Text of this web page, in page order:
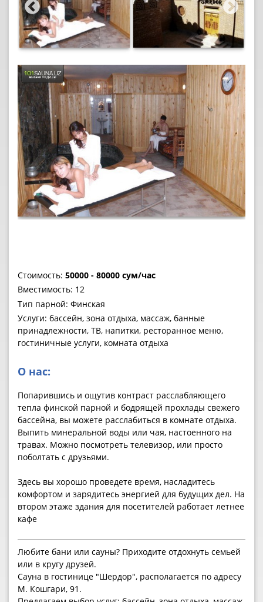
Стоимость: 50000 - 80000 сум/час
Вместимость: 12
Тип парной: Финская
Услуги: бассейн, зона отдыха, массаж, банные
принадлежности, ТВ, напитки, ресторанное меню,
гостиничные услуги, комната отдыха
О нас:
Попарившись и ощутив контраст расслабляющего
тепла финской парной и бодрящей прохлады свежего
бассейна, вы можете расслабиться в комнате отдыха.
Выпить минеральной воды или чая, настоенного на
травах. Можно посмотреть телевизор, или просто
поболтать с друзьями.
Здесь вы хорошо проведете время, насладитесь
комфортом и зарядитесь энергией для будущих дел. На
втором этаже здания для посетителей работает летнее
кафе
Любите бани или сауны? Приходите отдохнуть семьей
или в кругу друзей.
Сауна в гостинице "Шердор", располагается по адресу
М. Кошгари, 91.